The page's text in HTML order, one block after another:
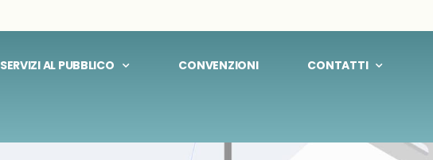
SERVIZI AL PUBBLICO CONVENZIONI CONTATTI